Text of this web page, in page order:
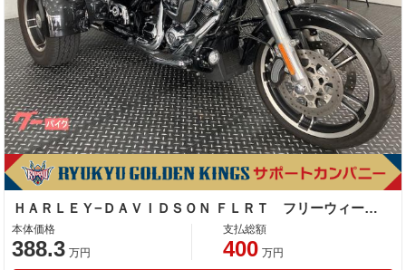
ＨＡＲＬＥＹ−ＤＡＶＩＤＳＯＮ ＦＬＲＴ フリーウィーラー トライク カスタム ＥＴＣ装備
本体価格
388.3 万円
支払総額
400 万円